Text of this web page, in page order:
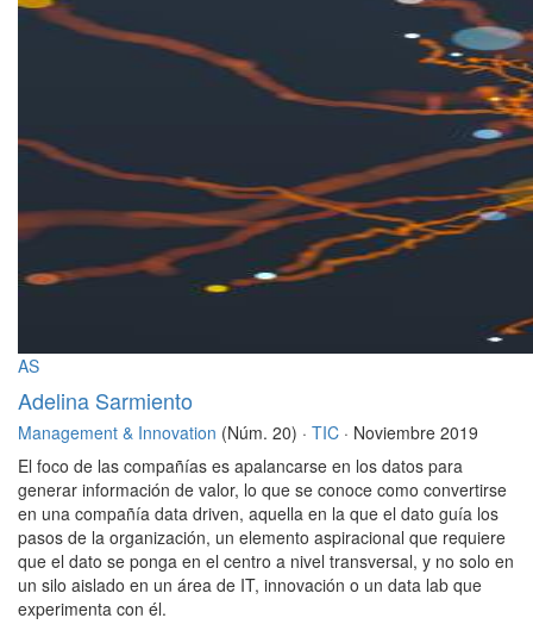
AS
Adelina Sarmiento
Management & Innovation (Núm. 20) · TIC · Noviembre 2019
El foco de las compañías es apalancarse en los datos para
generar información de valor, lo que se conoce como convertirse
en una compañía data driven, aquella en la que el dato guía los
pasos de la organización, un elemento aspiracional que requiere
que el dato se ponga en el centro a nivel transversal, y no solo en
un silo aislado en un área de IT, innovación o un data lab que
experimenta con él.